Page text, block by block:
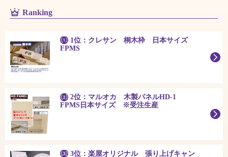
Ranking
1位：クレサン 桐木枠 日本サイズ
FPMS
2位：マルオカ 木製パネルHD-1
FPMS日本サイズ ※受注生産
3位：楽屋オリジナル 張り上げキャン